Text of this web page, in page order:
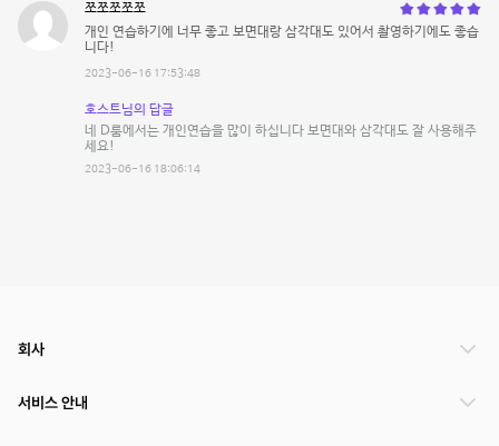
쪼쪼쪼쪼쪼
개인 연습하기에 너무 좋고 보면대랑 삼각대도 있어서 촬영하기에도 좋습
니다!
2023-06-16 17:53:48
호스트님의 답글
네 D룸에서는 개인연습을 많이 하십니다 보면대와 삼각대도 잘 사용해주
세요!
2023-06-16 18:06:14
회사
서비스 안내